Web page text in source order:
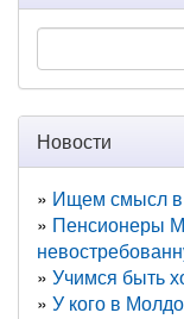
Новости
Ищем смысл в
Пенсионеры
Учимся быть
У кого в